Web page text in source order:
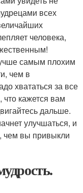
всех
человека,
самым плохим
чем в
хвататься за все
что кажется вам
дальше.
улучшаться, и
чем вы привыкли